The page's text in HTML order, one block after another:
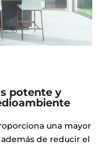
potente y
una mayor
de reducir el